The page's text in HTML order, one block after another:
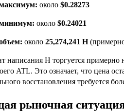
около $0.28273
около $0.24021
около 25,274,241 H
написания H торгуется примерно
ATL. Это означает, что цена
восстановления требуется
рыночная